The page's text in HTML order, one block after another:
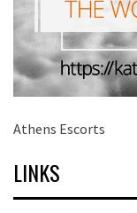
Athens Escorts
LINKS